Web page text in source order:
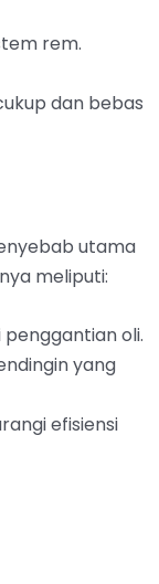
rem.
dan bebas
utama
meliputi:
oli.
yang
efisiensi